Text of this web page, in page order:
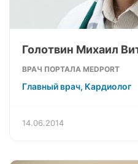
Голотвин Михаил
ВРАЧ ПОРТАЛА MEDPORT
Главный врач, Кардиолог
14.06.2014